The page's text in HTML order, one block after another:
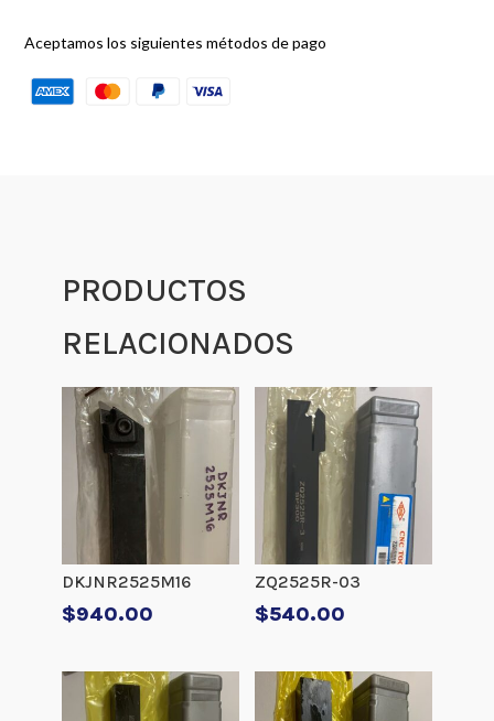
Aceptamos los siguientes métodos de pago
PRODUCTOS
RELACIONADOS
DKJNR2525M16
$940.00
ZQ2525R-03
$540.00